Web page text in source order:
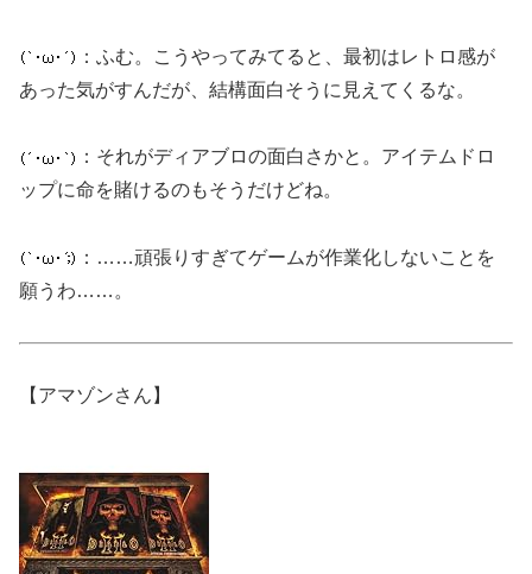
：ふむ。こうやってみてると、最初はレトロ感が
あった気がすんだが、結構面白そうに見えてくるな。
：それがディアブロの面白さかと。アイテムドロ
ップに命を賭けるのもそうだけどね。
：……頑張りすぎてゲームが作業化しないことを
願うわ……。
【アマゾンさん】